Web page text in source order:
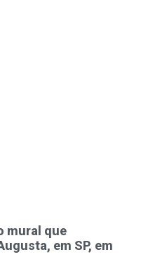
mural que
em SP, em